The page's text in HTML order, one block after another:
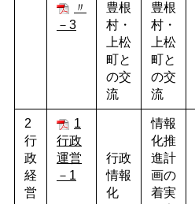
〃
－3
豊根
村・
上松
町と
の交
流
豊根
村・
上松
町と
の交
流
2
行
政
経
営
1
行政
運営
－1
行政
情報
化
情報
化推
進計
画の
着実